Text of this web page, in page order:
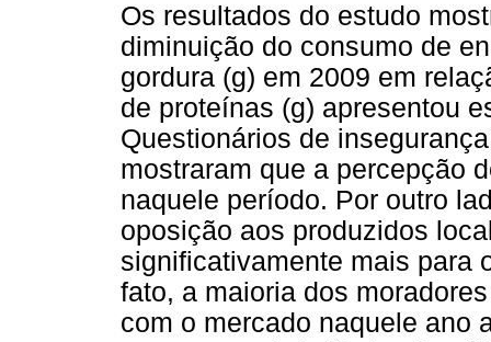
Os resultados do estudo
diminuição do consumo de
gordura (g) em 2009 em
de proteínas (g) apresentou
Questionários de
mostraram que a percepção
naquele período. Por outro
oposição aos produzidos
significativamente mais para
fato, a maioria dos
com o mercado naquele ano